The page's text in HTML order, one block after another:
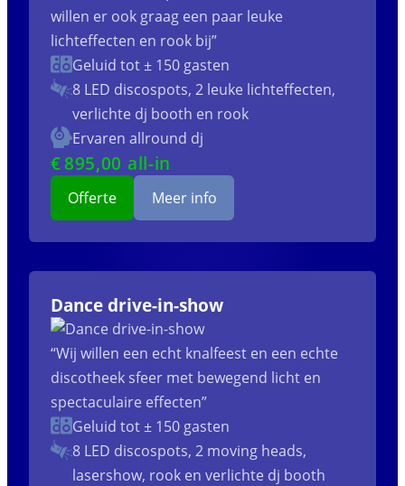
willen er ook graag een paar leuke
lichteffecten en rook bij”
Geluid tot ± 150 gasten
8 LED discospots, 2 leuke lichteffecten,
verlichte dj booth en rook
Ervaren allround dj
€895,00 all-in
Offerte Meer info
Dance drive-in-show
“Wij willen een echt knalfeest en een echte
discotheek sfeer met bewegend licht en
spectaculaire effecten”
Geluid tot ± 150 gasten
8 LED discospots, 2 moving heads,
lasershow, rook en verlichte dj booth